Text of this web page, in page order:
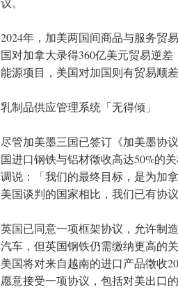
2024年，加美两国间商品与服务贸
国对加拿大录得360亿美元贸易逆
能源项目，美国对加国则有贸易顺差
乳制品供应管理系统「无得倾」
尽管加美墨三国已签订《加美墨协
国进口钢铁与铝材徵收高达50%的
调说：「我们的最终目标，是为加
美国谈判的国家相比，我们已有协议
英国已同意一项框架协议，允许制
汽车，但英国钢铁仍需缴纳更高的
美国将对来自越南的进口产品徵收
愿意接受一项协议，包括对美出口